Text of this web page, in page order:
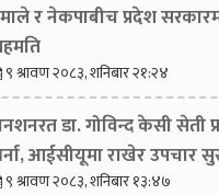
र नेकपाबीच प्रदेश
९ श्रावण २०८३, शनिबार २१:२४
डा. गोविन्द केसी सेती
आईसीयूमा राखेर उपचार
९ श्रावण २०८३, शनिबार १३:४७